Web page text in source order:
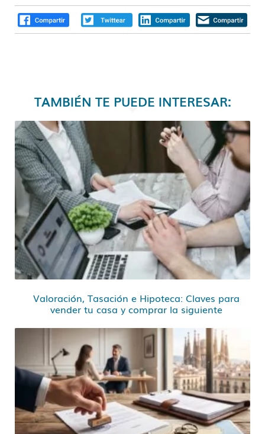
TAMBIÉN TE PUEDE INTERESAR:
Valoración, Tasación e Hipoteca: Claves para
vender tu casa y comprar la siguiente